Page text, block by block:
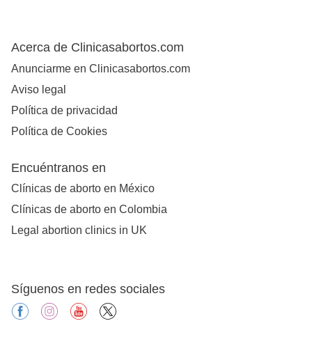
Acerca de Clinicasabortos.com
Anunciarme en Clinicasabortos.com
Aviso legal
Política de privacidad
Política de Cookies
Encuéntranos en
Clínicas de aborto en México
Clínicas de aborto en Colombia
Legal abortion clinics in UK
Síguenos en redes sociales
facebookinstagramyoutube